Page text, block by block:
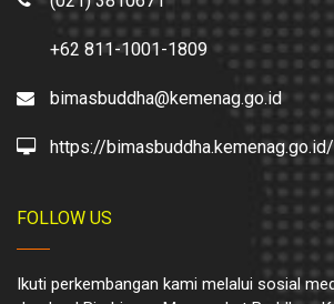
+62 811-1001-1809
bimasbuddha@kemenag.go.id
https://bimasbuddha.kemenag.go.id/
FOLLOW US
Ikuti perkembangan kami melalui sosial